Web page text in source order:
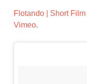
Flotando | Short Film
Vimeo.